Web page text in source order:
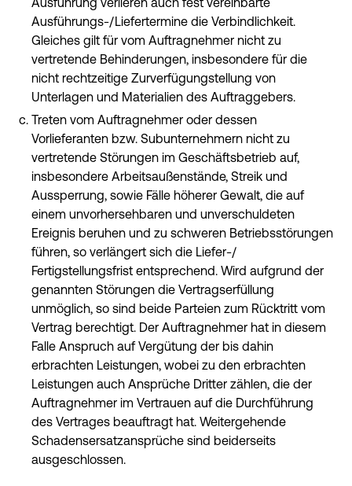
Ausführungs-/Liefertermine die Verbindlichkeit.
Gleiches gilt für vom Auftragnehmer nicht zu
vertretende Behinderungen, insbesondere für die
nicht rechtzeitige Zurverfügungstellung von
Unterlagen und Materialien des Auftraggebers.
Treten vom Auftragnehmer oder dessen
Vorlieferanten bzw. Subunternehmern nicht zu
vertretende Störungen im Geschäftsbetrieb auf,
insbesondere Arbeitsaußenstände, Streik und
Aussperrung, sowie Fälle höherer Gewalt, die auf
einem unvorhersehbaren und unverschuldeten
Ereignis beruhen und zu schweren Betriebsstörungen
führen, so verlängert sich die Liefer-/
Fertigstellungsfrist entsprechend. Wird aufgrund der
genannten Störungen die Vertragserfüllung
unmöglich, so sind beide Parteien zum Rücktritt vom
Vertrag berechtigt. Der Auftragnehmer hat in diesem
Falle Anspruch auf Vergütung der bis dahin
erbrachten Leistungen, wobei zu den erbrachten
Leistungen auch Ansprüche Dritter zählen, die der
Auftragnehmer im Vertrauen auf die Durchführung
des Vertrages beauftragt hat. Weitergehende
Schadensersatzansprüche sind beiderseits
ausgeschlossen.